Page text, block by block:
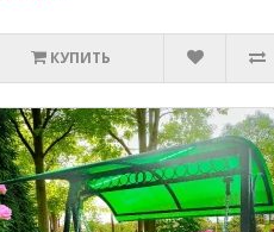
КУПИТЬ